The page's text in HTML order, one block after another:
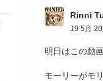
Rinni
19 5月
明日はこの動
モーリーがモ